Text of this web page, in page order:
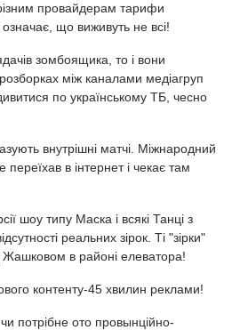
провайдерам тарифи
що виживуть не всі!
зомбоящика, то і вони
між каналами медіагруп
по українському ТБ, чесно
внутрішні матчі. Міжнародний
в інтернет і чекає там
шоу типу Маска і всякі Танці з
реальних зірок. Ті "зірки"
Жашковом в районі елеватора!
контенту-45 хвилин реклами!
потрібне ото провынційно-